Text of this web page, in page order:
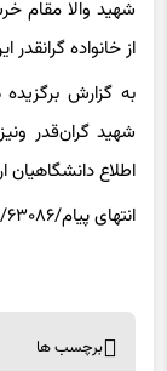
شهید والا مقام
از خانواده
به گزارش
شهید گران‌قدر
اطلاع
انتهای پیام/۶۳۰۸۶/ج/
برچسب ها